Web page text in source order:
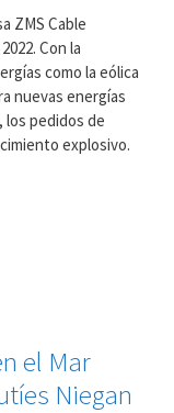
ZMS Cable
Con la
como la eólica
nuevas energías
los pedidos de
explosivo.
el Mar
Niegan